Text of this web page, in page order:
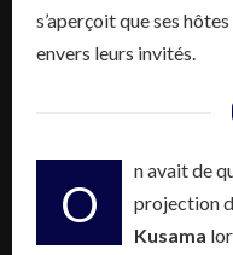
s’aperçoit que ses
envers leurs invités.
O
n avait de
projection
Kusama